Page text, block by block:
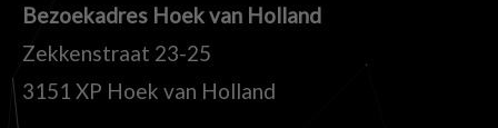
Bezoekadres Hoek van Holland
Zekkenstraat 23-25
3151 XP Hoek van Holland